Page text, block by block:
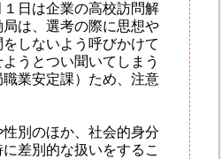
１日は企業の高校訪問解
は、選考の際に思想や
しないよう呼びかけて
うとつい聞いてしまう
業安定課）ため、注意
別のほか、社会的身分
差別的な扱いをするこ